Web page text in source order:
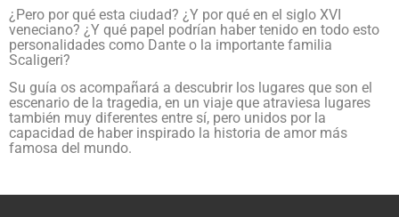
¿Pero por qué esta ciudad? ¿Y por qué en el siglo XVI
veneciano? ¿Y qué papel podrían haber tenido en todo esto
personalidades como Dante o la importante familia
Scaligeri?
Su guía os acompañará a descubrir los lugares que son el
escenario de la tragedia, en un viaje que atraviesa lugares
también muy diferentes entre sí, pero unidos por la
capacidad de haber inspirado la historia de amor más
famosa del mundo.